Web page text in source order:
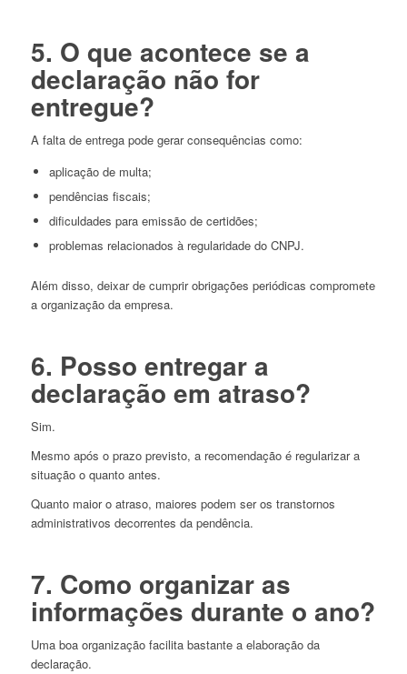
5. O que acontece se a
declaração não for
entregue?
A falta de entrega pode gerar consequências como:
aplicação de multa;
pendências fiscais;
dificuldades para emissão de certidões;
problemas relacionados à regularidade do CNPJ.
Além disso, deixar de cumprir obrigações periódicas compromete
a organização da empresa.
6. Posso entregar a
declaração em atraso?
Sim.
Mesmo após o prazo previsto, a recomendação é regularizar a
situação o quanto antes.
Quanto maior o atraso, maiores podem ser os transtornos
administrativos decorrentes da pendência.
7. Como organizar as
informações durante o ano?
Uma boa organização facilita bastante a elaboração da
declaração.